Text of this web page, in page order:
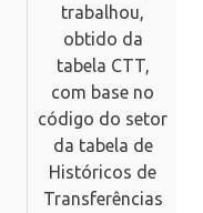
trabalhou,
obtido da
tabela CTT,
com base no
código do setor
da tabela de
Históricos de
Transferências